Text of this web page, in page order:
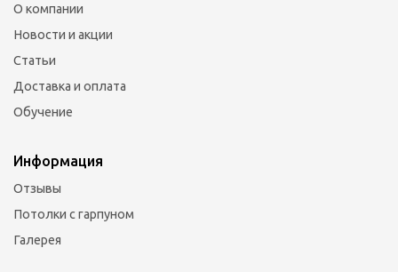
О компании
Новости и акции
Статьи
Доставка и оплата
Обучение
Информация
Отзывы
Потолки с гарпуном
Галерея